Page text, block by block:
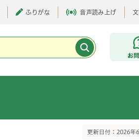
ふりがな 音声読み上げ
更新日付：2026年